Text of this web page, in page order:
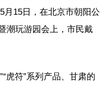
月15日，在北京市朝阳公
潮玩游园会上，市民戴
虎符”系列产品、甘肃的